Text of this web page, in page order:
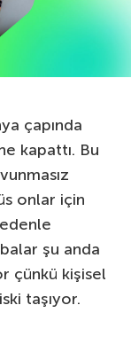
çapında
kapattı. Bu
onlar için
şu anda
çünkü kişisel
taşıyor.